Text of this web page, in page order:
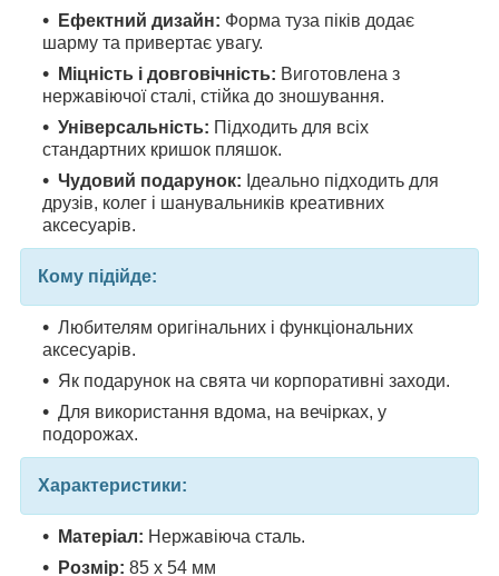
Ефектний дизайн: Форма туза піків додає
шарму та привертає увагу.
Міцність і довговічність: Виготовлена з
нержавіючої сталі, стійка до зношування.
Універсальність: Підходить для всіх
стандартних кришок пляшок.
Чудовий подарунок: Ідеально підходить для
друзів, колег і шанувальників креативних
аксесуарів.
Кому підійде:
Любителям оригінальних і функціональних
аксесуарів.
Як подарунок на свята чи корпоративні заходи.
Для використання вдома, на вечірках, у
подорожах.
Характеристики:
Матеріал: Нержавіюча сталь.
Розмір: 85 х 54 мм